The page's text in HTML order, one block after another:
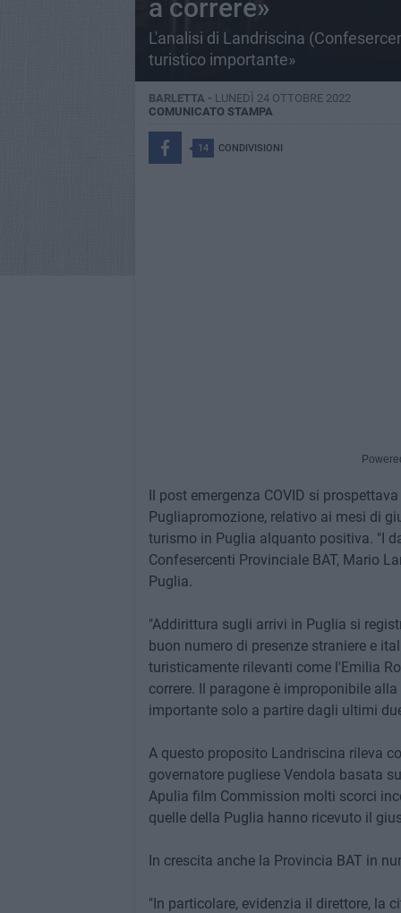
a correre»
L'analisi di Landriscina
turistico importante»
BARLETTA - LUNEDÌ 24 OTTOBRE 2022
COMUNICATO STAMPA
14 CONDIVISIONI
Il post emergenza COVID si
Pugliapromozione, relativo ai mesi di
turismo in Puglia alquanto positiva. "I
Confesercenti Provinciale BAT, Mario
Puglia.
"Addirittura sugli arrivi in Puglia si
buon numero di presenze straniere e
turisticamente rilevanti come l'Emilia
correre. Il paragone è improponibile
importante solo a partire dagli ultimi
A questo proposito Landriscina rileva
governatore pugliese Vendola basata
Apulia film Commission molti scorci
quelle della Puglia hanno ricevuto il
In crescita anche la Provincia BAT in
"In particolare, evidenzia il direttore, la